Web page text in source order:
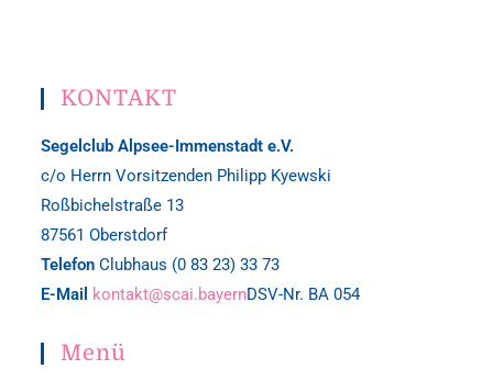
KONTAKT
Segelclub Alpsee-Immenstadt e.V.
c/o Herrn Vorsitzenden Philipp Kyewski
Roßbichelstraße 13
87561 Oberstdorf
Telefon Clubhaus (0 83 23) 33 73
E-Mail
kontakt@scai.bayernDSV-Nr. BA 054
Menü